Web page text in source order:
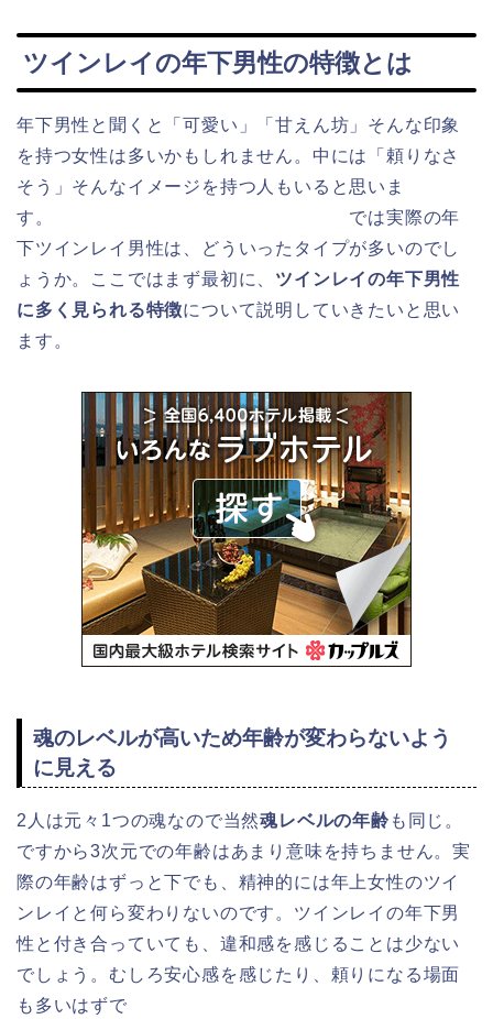
ツインレイの年下男性の特徴とは
年下男性と聞くと「可愛い」「甘えん坊」そんな印象
を持つ女性は多いかもしれません。中には「頼りなさ
そう」そんなイメージを持つ人もいると思いま
す。 では実際の年
下ツインレイ男性は、どういったタイプが多いのでし
ょうか。ここではまず最初に、 ツインレイの年下男性
に多く見られる特徴について説明していきたいと思い
ます。
魂のレベルが高いため年齢が変わらないよう
に見える
2人は元々1つの魂なので当然魂レベルの年齢 も同じ。
ですから3次元での年齢はあまり意味を持ちません。実
際の年齢はずっと下でも、精神的には年上女性のツイ
ンレイと何ら変わりないのです。ツインレイの年下男
性と付き合っていても、違和感を感じることは少ない
でしょう。むしろ安心感を感じたり、頼りになる場面
も多いはずで